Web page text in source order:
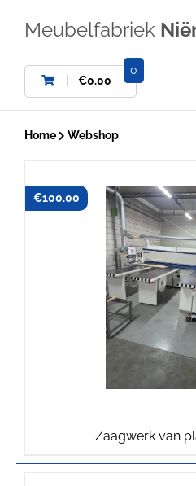
Meubelfabriek
€0.00
0
Home Webshop
Zaagwerk van
€100.00